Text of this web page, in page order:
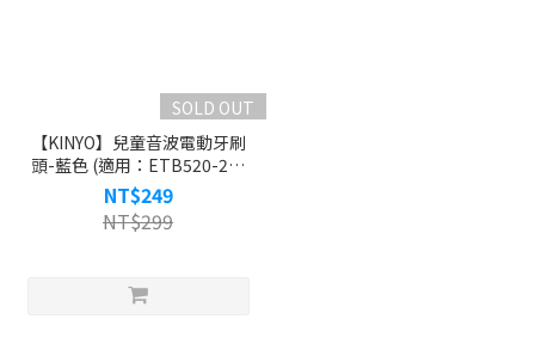
SOLD OUT
【KINYO】兒童音波電動牙刷
頭-藍色 (適用：ETB520-2、
ETB-520)
NT$249
NT$299